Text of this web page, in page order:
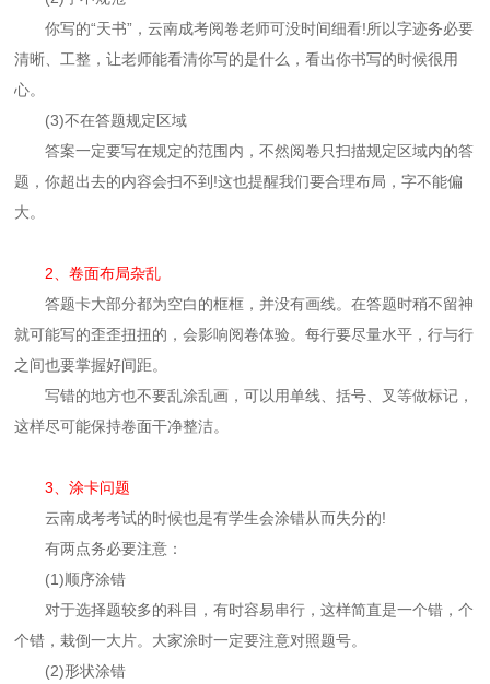
你写的“天书”，云南成考阅卷老师可没时间细看!所以字迹务必要
清晰、工整，让老师能看清你写的是什么，看出你书写的时候很用
心。
(3)不在答题规定区域
答案一定要写在规定的范围内，不然阅卷只扫描规定区域内的答
题，你超出去的内容会扫不到!这也提醒我们要合理布局，字不能偏
大。
2、卷面布局杂乱
答题卡大部分都为空白的框框，并没有画线。在答题时稍不留神
就可能写的歪歪扭扭的，会影响阅卷体验。每行要尽量水平，行与行
之间也要掌握好间距。
写错的地方也不要乱涂乱画，可以用单线、括号、叉等做标记，
这样尽可能保持卷面干净整洁。
3、涂卡问题
云南成考考试的时候也是有学生会涂错从而失分的!
有两点务必要注意：
(1)顺序涂错
对于选择题较多的科目，有时容易串行，这样简直是一个错，个
个错，栽倒一大片。大家涂时一定要注意对照题号。
(2)形状涂错